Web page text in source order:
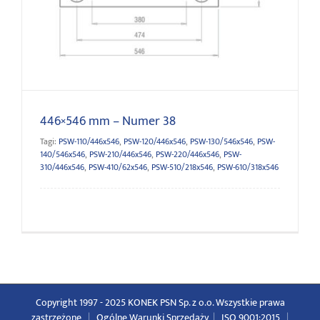
446×546 mm – Numer 38
Tagi: PSW-110/446x546, PSW-120/446x546, PSW-130/546x546, PSW-
140/546x546, PSW-210/446x546, PSW-220/446x546, PSW-
310/446x546, PSW-410/62x546, PSW-510/218x546, PSW-610/318x546
Copyright 1997 - 2025 KONEK PSN Sp. z o.o. Wszystkie prawa